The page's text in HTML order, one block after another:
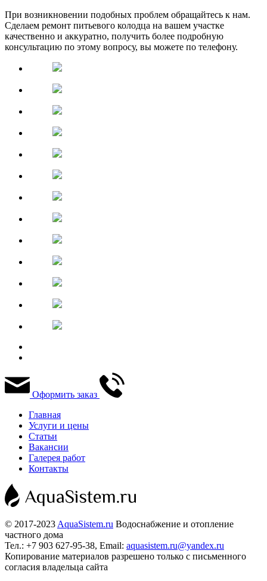
При возникновении подобных проблем обращайтесь к нам.
Сделаем ремонт питьевого колодца на вашем участке
качественно и аккуратно, получить более подробную
консультацию по этому вопросу, вы можете по телефону.
Оформить заказ
Главная
Услуги и цены
Статьи
Вакансии
Галерея работ
Контакты
© 2017-2023 AquaSistem.ru Водоснабжение и отопление
частного дома
Тел.: +7 903 627-95-38, Email: aquasistem.ru@yandex.ru
Копирование материалов разрешено только с письменного
согласия владельца сайта